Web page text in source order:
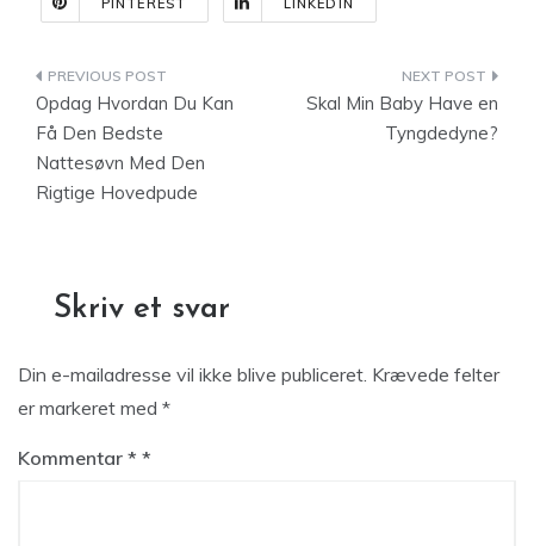
PINTEREST LINKEDIN
Indlægsnavigation
Opdag Hvordan Du Kan
Få Den Bedste
Nattesøvn Med Den
Rigtige Hovedpude
Skal Min Baby Have en
Tyngdedyne?
Skriv et svar
Din e-mailadresse vil ikke blive publiceret. Krævede felter
er markeret med *
Kommentar *